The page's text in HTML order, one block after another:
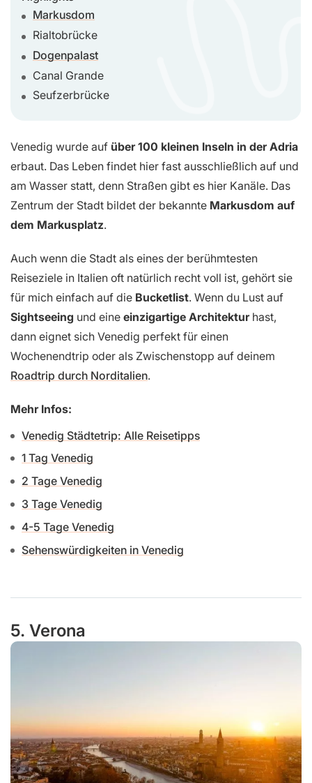
Markusdom
Rialtobrücke
Dogenpalast
Canal Grande
Seufzerbrücke
Venedig wurde auf über 100 kleinen Inseln in der Adria
erbaut. Das Leben findet hier fast ausschließlich auf und
am Wasser statt, denn Straßen gibt es hier Kanäle. Das
Zentrum der Stadt bildet der bekannte Markusdom auf
dem Markusplatz.
Auch wenn die Stadt als eines der berühmtesten
Reiseziele in Italien oft natürlich recht voll ist, gehört sie
für mich einfach auf die Bucketlist. Wenn du Lust auf
Sightseeing und eine einzigartige Architekturhast,
dann eignet sich Venedig perfekt für einen
Wochenendtrip oder als Zwischenstopp auf deinem
Roadtrip durch Norditalien.
Mehr Infos:
Venedig Städtetrip: Alle Reisetipps
1 Tag Venedig
2 Tage Venedig
3 Tage Venedig
4-5 Tage Venedig
Sehenswürdigkeiten in Venedig
5. Verona